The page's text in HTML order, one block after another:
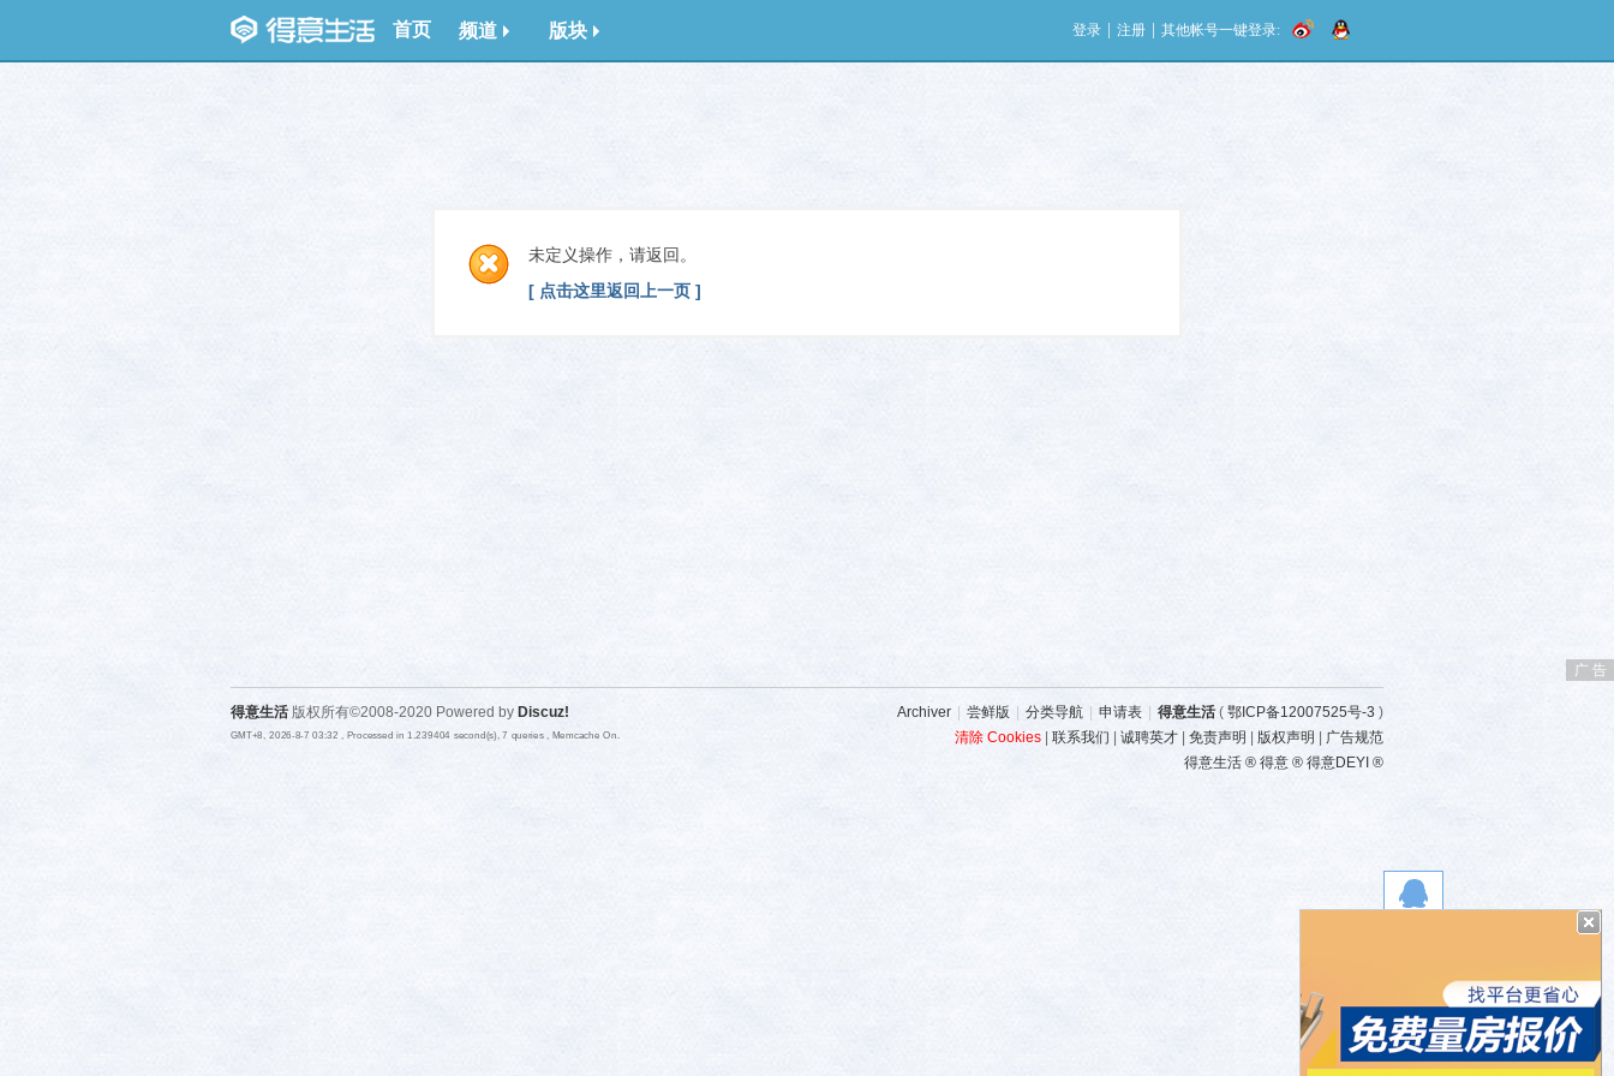
首页 频道 版块 登录 注册 其他帐号一键登录:
未定义操作，请返回。
[ 点击这里返回上一页 ]
广 告
Archiver 尝鲜版 分类导航 申请表 得意生活 ( 鄂ICP备12007525号-3 )
清除 Cookies
联系我们 诚聘英才 免责声明 版权声明
广告规范
得意生活 ® 得意 ® 得意DEYI ®
得意生活 版权所有©2008-2020 Powered by Discuz!
GMT+8, 2026-8-7 03:32 , Processed in 1.239404 second(s), 7 queries , Memcache On.